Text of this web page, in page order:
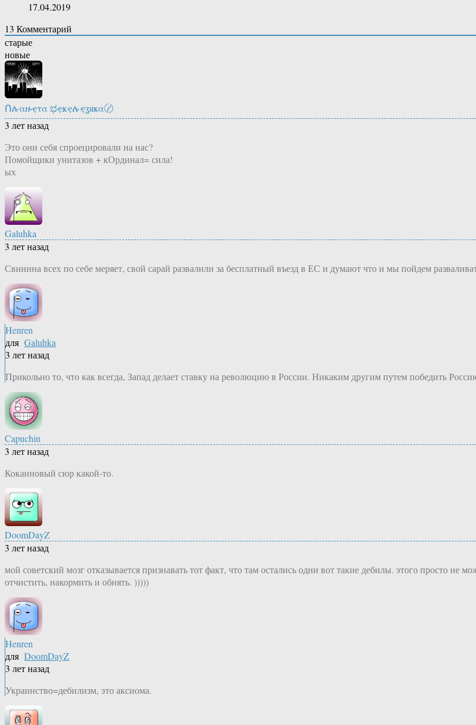
17.04.2019
13 Комментарий
старые
новые
Ոሉαዙҿτα ಭҿҝҿሉҿʓяҝα〄
3 лет назад
Это они себя спроецировали на нас?
Помойщики унитазов + кОрдинал= сила!
ых
Galuhka
3 лет назад
Свинина всех по себе меряет, свой сарай развалили за бесплатный въезд в ЕС и думают что и мы пойдем
Henren
для Galuhka
3 лет назад
Прикольно то, что как всегда, Запад делает ставку на революцию в России. Никаким другим путем победить
Capuchin
3 лет назад
Кокаиновый сюр какой-то.
DoomDayZ
3 лет назад
мой советский мозг отказывается признавать тот факт, что там остались одни вот такие дебилы. этого просто
отчистить, накормить и обнять. )))))
Henren
для DoomDayZ
3 лет назад
Украинство=дебилизм, это аксиома.